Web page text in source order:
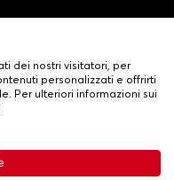
Livraison
dei nostri visitatori, per
personalizzati e offrirti
Per ulteriori informazioni sui